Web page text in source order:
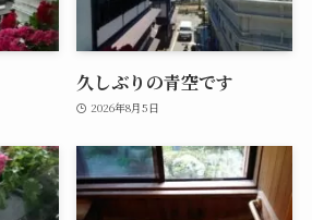
久しぶりの青空です
2026年8月5日